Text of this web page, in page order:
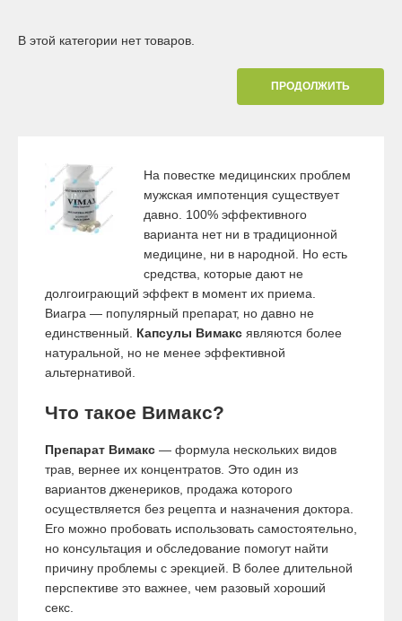
В этой категории нет товаров.
ПРОДОЛЖИТЬ
На повестке медицинских проблем
мужская импотенция существует
давно. 100% эффективного
варианта нет ни в традиционной
медицине, ни в народной. Но есть
средства, которые дают не
долгоиграющий эффект в момент их приема.
Виагра — популярный препарат, но давно не
единственный. Капсулы Вимакс являются более
натуральной, но не менее эффективной
альтернативой.
Что такое Вимакс?
Препарат Вимакс — формула нескольких видов
трав, вернее их концентратов. Это один из
вариантов дженериков, продажа которого
осуществляется без рецепта и назначения доктора.
Его можно пробовать использовать самостоятельно,
но консультация и обследование помогут найти
причину проблемы с эрекцией. В более длительной
перспективе это важнее, чем разовый хороший
секс.